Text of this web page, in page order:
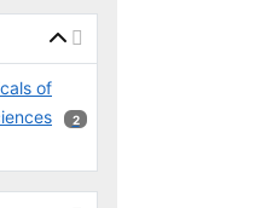
of
2 результатів
2